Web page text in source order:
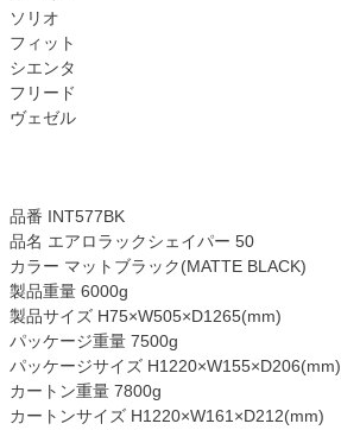
ソリオ
フィット
シエンタ
フリード
ヴェゼル
品番 INT577BK
品名 エアロラックシェイパー 50
カラー マットブラック(MATTE BLACK)
製品重量 6000g
製品サイズ H75×W505×D1265(mm)
パッケージ重量 7500g
パッケージサイズ H1220×W155×D206(mm)
カートン重量 7800g
カートンサイズ H1220×W161×D212(mm)